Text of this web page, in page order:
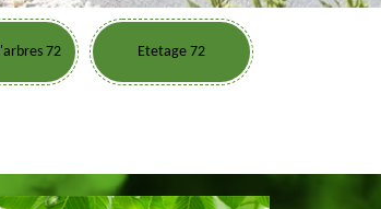
72 Etetage 72